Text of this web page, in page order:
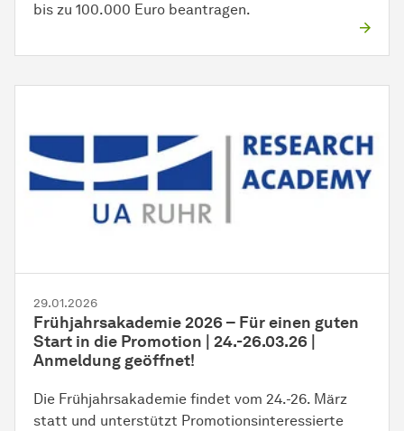
bis zu 100.000 Euro beantragen.
29.01.2026
Frühjahrsakademie 2026 – Für einen guten
Start in die Promotion | 24.-26.03.26 |
Anmeldung geöffnet!
Die Frühjahrsakademie findet vom 24.-26. März
statt und unterstützt Promotionsinteressierte